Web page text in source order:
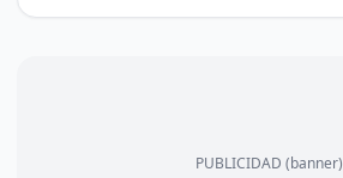
PUBLICIDAD (banner)